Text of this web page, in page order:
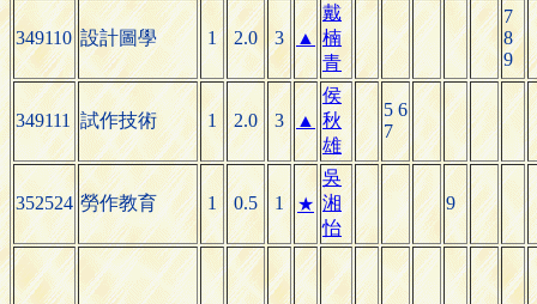
349110 設計圖學 1 2.0 3 ▲
戴
楠
青
7
8
9
349111 試作技術 1 2.0 3 ▲
侯
秋
雄
5 6
7
352524 勞作教育 1 0.5 1 ★
吳
湘
怡
9